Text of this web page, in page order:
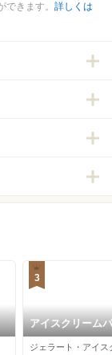
きます。 詳しくは
3
アイスクリーム
ー美園